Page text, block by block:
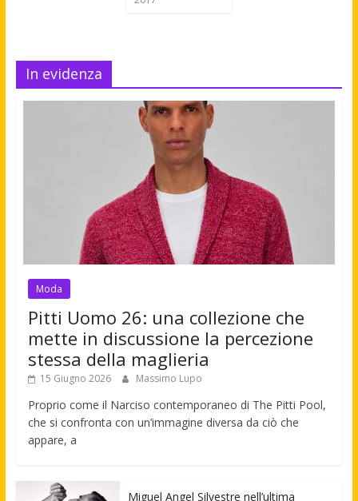
In evidenza
Moda
Pitti Uomo 26: una collezione che
mette in discussione la percezione
stessa della maglieria
15 Giugno 2026 Massimo Lupo
Proprio come il Narciso contemporaneo di The Pitti Pool,
che si confronta con un’immagine diversa da ciò che
appare, a
Miguel Angel Silvestre nell’ultima